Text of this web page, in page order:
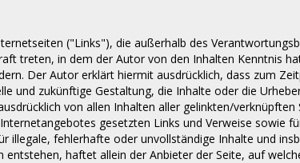
("Links"), die außerhalb des
treten, in dem der Autor von den Inhalten Kenntnis
Der Autor erklärt hiermit ausdrücklich, dass zum
und zukünftige Gestaltung, die Inhalte oder die
von allen Inhalten aller gelinkten/
gesetzten Links und Verweise sowie
illegale, fehlerhafte oder unvollständige Inhalte und
haftet allein der Anbieter der Seite, auf